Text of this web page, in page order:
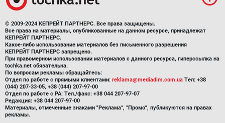
© 2009-2024 КЕПРЕЙТ ПАРТНЕРС. Все права защищены.
Все права на материалы, опубликованные на данном ресурсе, принадлежат
КЕПРЕЙТ ПАРТНЕРС.
Какое-либо использование материалов без письменного разрешения
КЕПРЕЙТ ПАРТНЕРС запрещено.
При правомерном использовании материалов с данного ресурса, гиперссылка на
tochka.net обязательна.
По вопросам рекламы обращайтесь:
Отдел по работе с прямыми клиентами: reklama@mediadim.com.ua Тел: +38
(044) 207-33-05, +38 (044) 207-97-00
Отдел по работе с РА: Тел./факс: +38 044 207-97-07
Редакция: +38 044 207-97-00
Материалы, отмеченные знаками "Реклама", "Промо", публикуются на правах
рекламы.